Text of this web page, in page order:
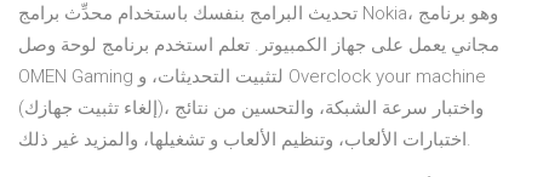
تحديث البرامج بنفسك باستخدام محدِّث برامج Nokia، وهو برنامج
مجاني يعمل على جهاز الكمبيوتر. تعلم استخدم برنامج لوحة وصل
OMEN Gaming لتثبيت التحديثات، و Overclock your machine
(إلغاء تثبيت جهازك)، واختبار سرعة الشبكة، والتحسين من نتائج
اختبارات الألعاب، وتنظيم الألعاب و تشغيلها، والمزيد غير ذلك.